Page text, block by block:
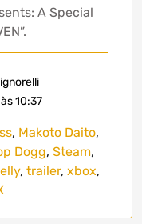
A Special
10:37
, Makoto Daito,
Dogg, Steam,
, trailer, xbox,